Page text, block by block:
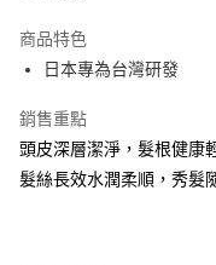
LINE Pay
Apple Pay
街口支付
商品特色
日本專為台灣研發
銷售重點
頭皮深層潔淨，髮根健康
髮絲長效水潤柔順，秀髮